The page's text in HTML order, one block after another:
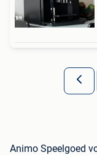
Animo Speelgoed